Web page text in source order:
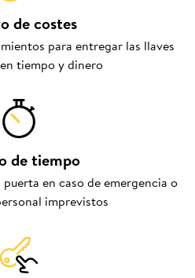
de costes
para entregar las llaves
tiempo y dinero
de tiempo
en caso de emergencia o
imprevistos